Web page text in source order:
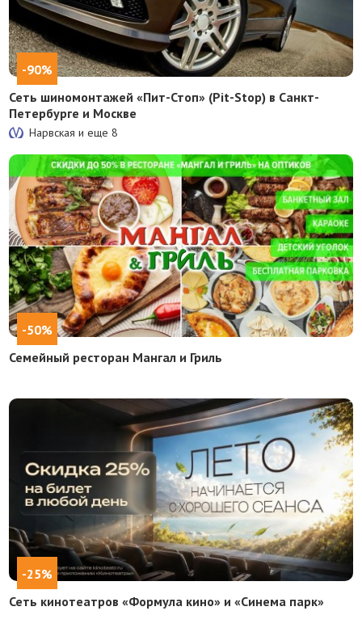
-90%
Сеть шиномонтажей «Пит-Стоп» (Pit-Stop) в Санкт-
Петербурге и Москве
Нарвская и еще8
-50%
Семейный ресторан Мангал и Гриль
-25%
Сеть кинотеатров «Формула кино» и «Синема парк»